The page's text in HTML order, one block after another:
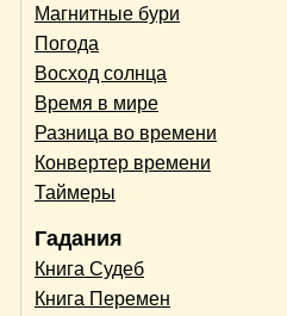
Магнитные бури
Погода
Восход солнца
Время в мире
Разница во времени
Конвертер времени
Таймеры
Гадания
Книга Судеб
Книга Перемен